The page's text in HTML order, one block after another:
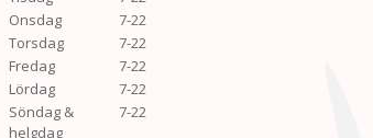
Onsdag
7-22
Torsdag
7-22
Fredag
7-22
Lördag
7-22
Söndag &
helgdag
7-22